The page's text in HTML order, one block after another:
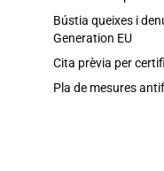
Bústia queixes i
Generation EU
Cita prèvia per
Pla de mesures